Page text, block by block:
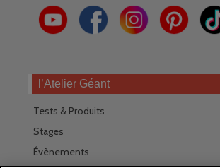
l’Atelier Géant
Tests & Produits
Stages
Évènements